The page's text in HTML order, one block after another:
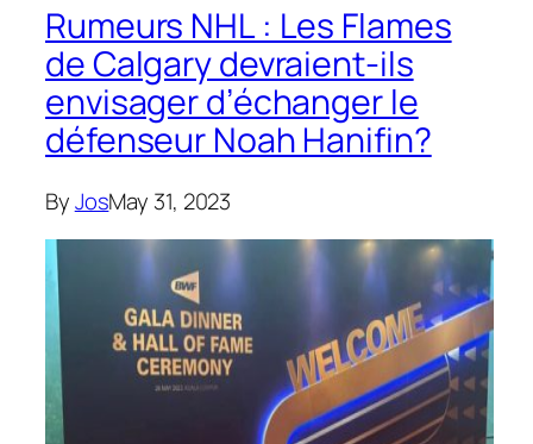
Rumeurs NHL : Les Flames
de Calgary devraient-ils
envisager d’échanger le
défenseur Noah Hanifin?
ByJosMay 31, 2023